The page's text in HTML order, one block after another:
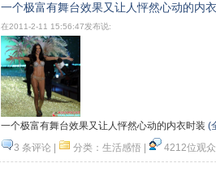
一个极富有舞台效果又让人怦然心动的内
在2011-2-11 15:56:47发布说:
一个极富有舞台效果又让人怦然心动的内衣时装 (
3 条评论
分类： 生活感悟
4212位观众
顶一下